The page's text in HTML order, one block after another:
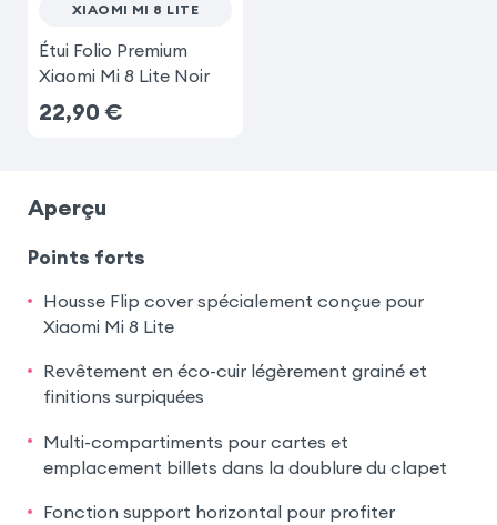
XIAOMI MI 8 LITE
Étui Folio Premium
Xiaomi Mi 8 Lite Noir
22,90 €
Aperçu
Points forts
Housse Flip cover spécialement conçue pour
Xiaomi Mi 8 Lite
Revêtement en éco-cuir légèrement grainé et
finitions surpiquées
Multi-compartiments pour cartes et
emplacement billets dans la doublure du clapet
Fonction support horizontal pour profiter